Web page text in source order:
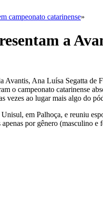
campeonato catarinense»
a
Avantis, Ana Luísa Segatta
o campeonato catarinense
vezes ao lugar mais algo do
em Palhoça, e reuniu
apenas por gênero (masculino e